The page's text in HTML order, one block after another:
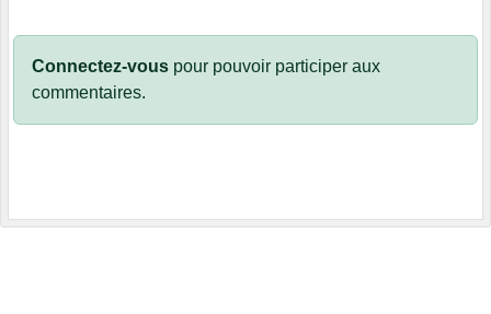
Connectez-vous pour pouvoir participer aux
commentaires.